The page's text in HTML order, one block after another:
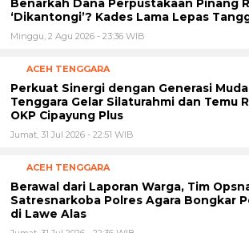
Benarkah Dana Perpustakaan Pinang
‘Dikantongi’? Kades Lama Lepas
Minggu, 2 Agu 2026 - 23:36 WIB
ACEH TENGGARA
Perkuat Sinergi dengan Generasi
Tenggara Gelar Silaturahmi dan Temu
OKP Cipayung Plus
Jumat, 31 Jul 2026 - 22:51 WIB
ACEH TENGGARA
Berawal dari Laporan Warga, Tim
Satresnarkoba Polres Agara Bongkar
di Lawe Alas